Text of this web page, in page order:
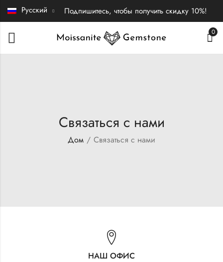
Русский Подпишитесь, чтобы получить скидку 10%!
0
Связаться с нами
Дом Связаться с нами
НАШ ОФИС